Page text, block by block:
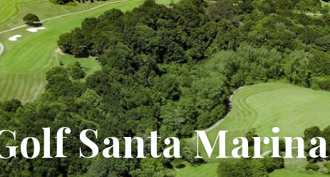
Santa Marina